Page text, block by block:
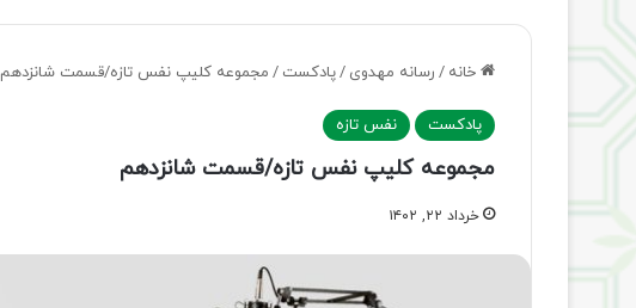
خانه / رسانه مهدوی /پادکست / مجموعه کلیپ نفس تازه/قسمت شانزدهم
پادکست نفس تازه
مجموعه کلیپ نفس تازه/قسمت شانزدهم
خرداد ۲۲, ۱۴۰۲